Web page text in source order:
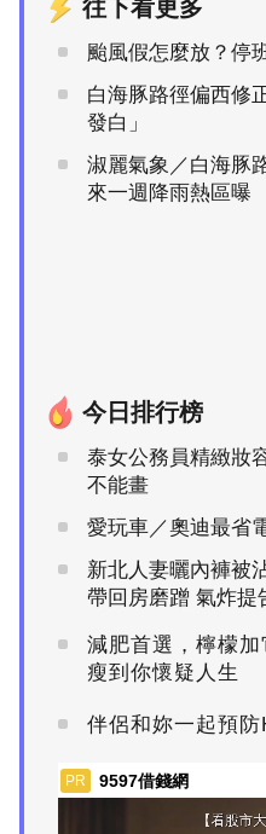
往下看更多
颱風假怎麼放？停
白海豚路徑偏西修
發白」
淑麗氣象／白海豚
來一週降雨熱區曝
今日排行榜
泰女公務員精緻妝
不能畫
愛玩車／奧迪最省
新北人妻曬內褲被
帶回房磨蹭 氣炸提
減肥首選，檸檬加
瘦到你懷疑人生
伴侶和妳一起預防
PR 9597借錢網